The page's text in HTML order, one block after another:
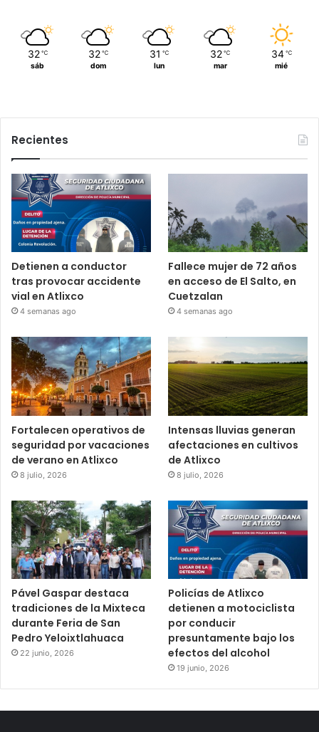
32 ℃
sáb
32 ℃
dom
31 ℃
lun
32 ℃
mar
34 ℃
mié
Recientes
Detienen a conductor
tras provocar accidente
vial en Atlixco
4 semanas ago
Fallece mujer de 72 años
en acceso de El Salto, en
Cuetzalan
4 semanas ago
Fortalecen operativos de
seguridad por vacaciones
de verano en Atlixco
8 julio, 2026
Intensas lluvias generan
afectaciones en cultivos
de Atlixco
8 julio, 2026
Pável Gaspar destaca
tradiciones de la Mixteca
durante Feria de San
Pedro Yeloixtlahuaca
22 junio, 2026
Policías de Atlixco
detienen a motociclista
por conducir
presuntamente bajo los
efectos del alcohol
19 junio, 2026